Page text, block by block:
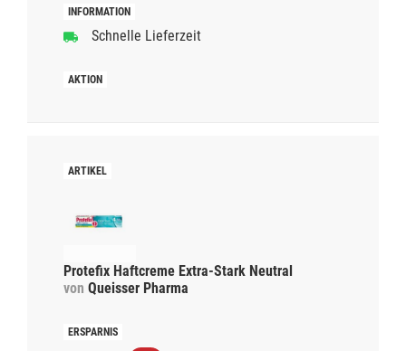
Schnelle Lieferzeit
Protefix Haftcreme Extra-Stark Neutral
von Queisser Pharma